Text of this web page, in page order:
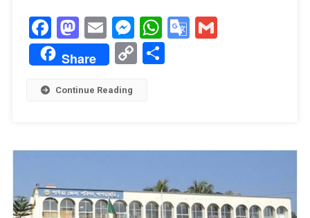
চারা
বিতরণ
করবে
বিভাগ।
Facebook
Mastodon
EmailMessenger
WhatsApp
Google
Gmail
Share
CopyShare
Continue Reading